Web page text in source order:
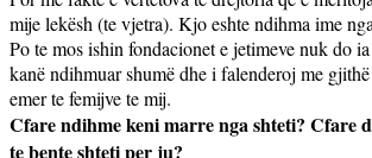
mije lekësh (te vjetra). Kjo eshte ndihma ime
Po te mos ishin fondacionet e jetimeve nuk do
kanë ndihmuar shumë dhe i falenderoj me
emer te femijve te mij.
Cfare ndihme keni marre nga shteti? Cfare
te bente shteti per ju?